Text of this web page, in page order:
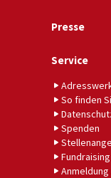
Presse
Service
So finden
Spenden
Fundraising